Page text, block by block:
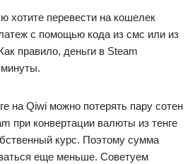
хотите перевести на кошелек
с помощью кода из смс или из
правило, деньги в Steam
на Qiwi можно потерять пару сотен
при конвертации валюты из тенге
курс. Поэтому сумма
еще меньше. Советуем